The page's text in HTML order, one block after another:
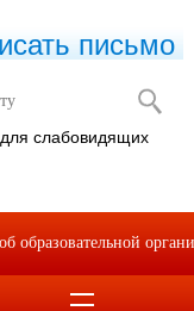
на объекте
письмо
слабовидящих
образовательной